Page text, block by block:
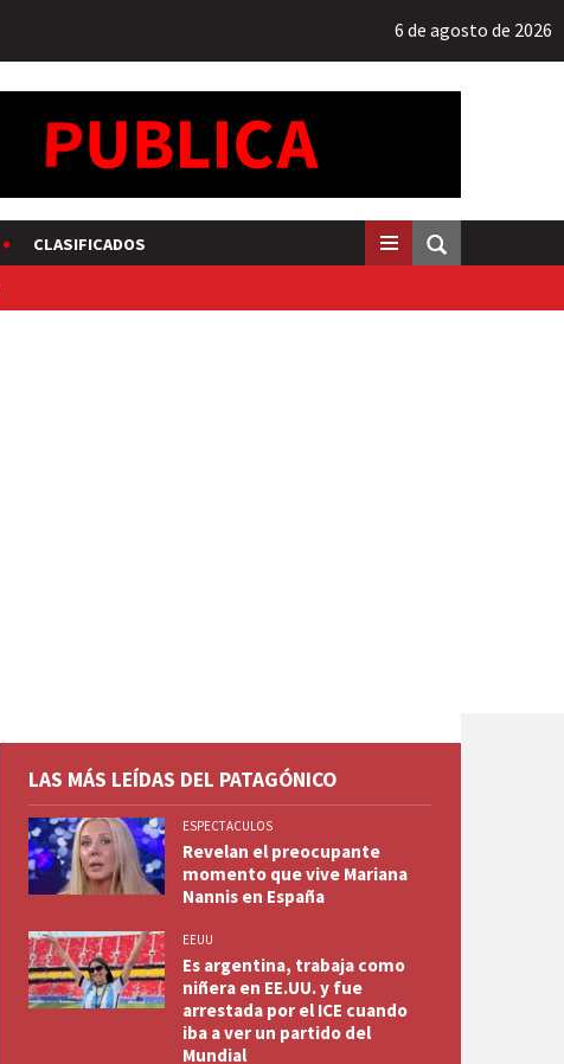
6 de agosto de 2026
CLASIFICADOS
LAS MÁS LEÍDAS DEL PATAGÓNICO
ESPECTACULOS
Revelan el preocupante
momento que vive Mariana
Nannis en España
EEUU
Es argentina, trabaja como
niñera en EE.UU. y fue
arrestada por el ICE cuando
iba a ver un partido del
Mundial